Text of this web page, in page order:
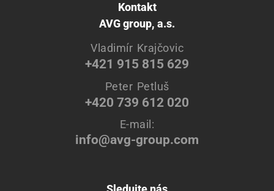
Kontakt
AVG group, a.s.
Vladimír Krajčovic
+421 915 815 629
Peter Petluš
+420 739 612 020
E-mail:
info@avg-group.com